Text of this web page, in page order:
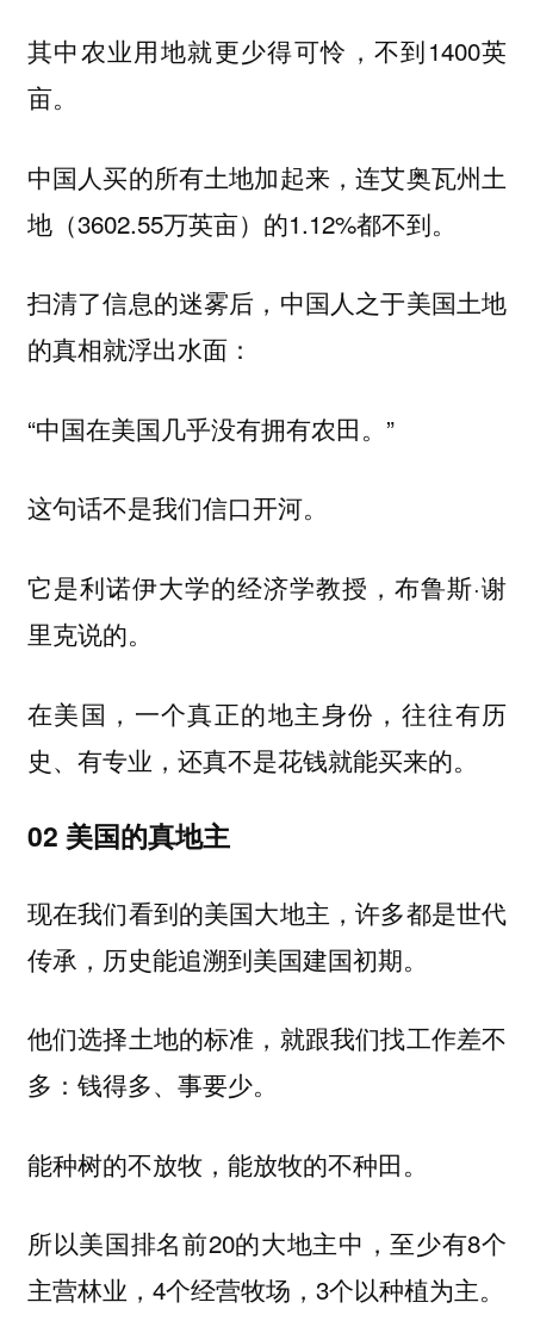
其中农业用地就更少得可怜，不到1400英
亩。
中国人买的所有土地加起来，连艾奥瓦州土
地（3602.55万英亩）的1.12%都不到。
扫清了信息的迷雾后，中国人之于美国土地
的真相就浮出水面：
“中国在美国几乎没有拥有农田。”
这句话不是我们信口开河。
它是利诺伊大学的经济学教授，布鲁斯·谢
里克说的。
在美国，一个真正的地主身份，往往有历
史、有专业，还真不是花钱就能买来的。
02 美国的真地主
现在我们看到的美国大地主，许多都是世代
传承，历史能追溯到美国建国初期。
他们选择土地的标准，就跟我们找工作差不
多：钱得多、事要少。
能种树的不放牧，能放牧的不种田。
所以美国排名前20的大地主中，至少有8个
主营林业，4个经营牧场，3个以种植为主。